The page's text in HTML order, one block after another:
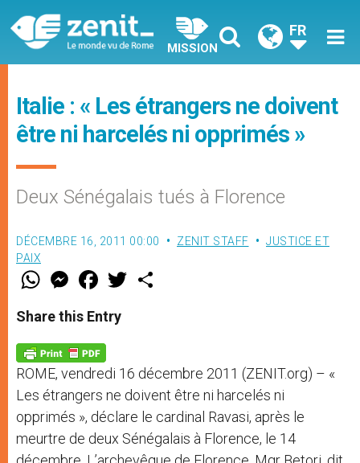
MISSION
FR
Italie : « Les étrangers ne doivent
être ni harcelés ni opprimés »
Deux Sénégalais tués à Florence
DÉCEMBRE 16, 2011 00:00 ZENIT STAFF
JUSTICE ET
PAIX
W
t
s
p
p
M
e
s
e
g
e
r
F
a
e
b
o
k
w
Share this Entry
ROME, vendredi 16 décembre 2011 (ZENIT.org) – «
Les étrangers ne doivent être ni harcelés ni
opprimés », déclare le cardinal Ravasi, après le
meurtre de deux Sénégalais à Florence, le 14